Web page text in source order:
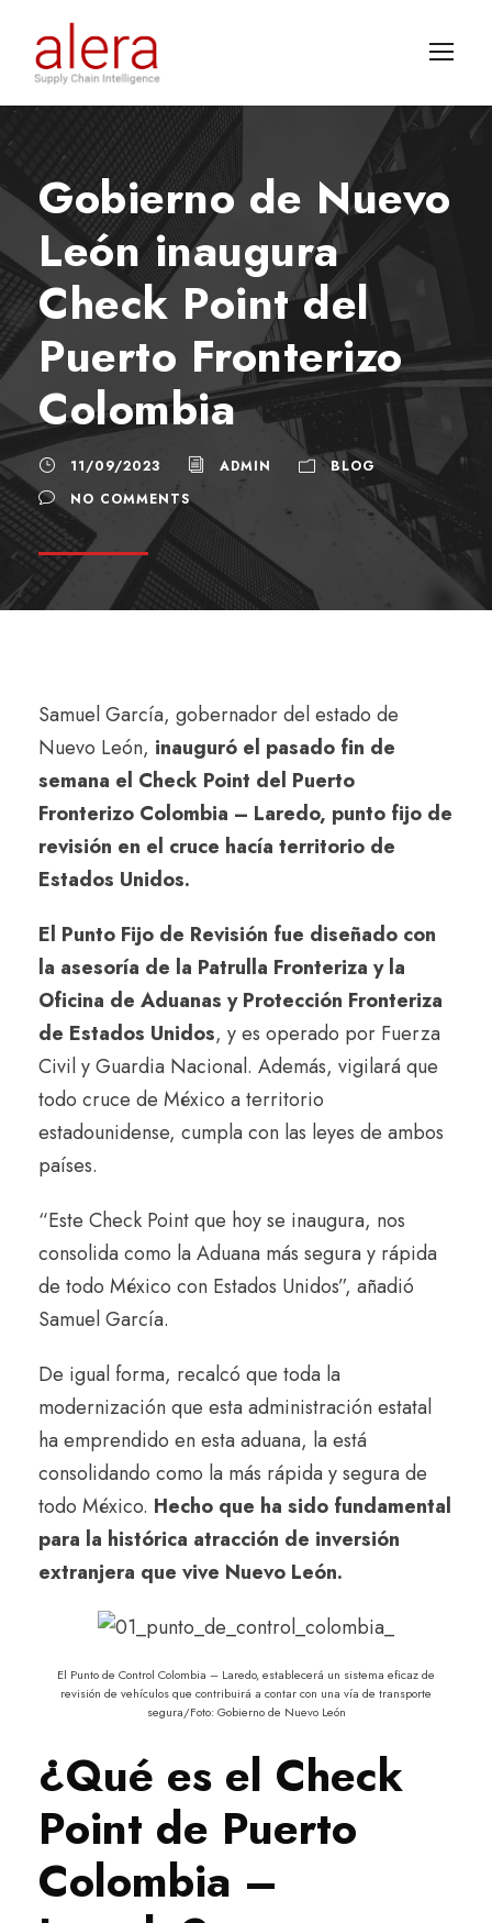
Gobierno de Nuevo
León inaugura
Check Point del
Puerto Fronterizo
Colombia
11/09/2023 ADMIN
BLOG
NO COMMENTS
Samuel García, gobernador del estado de
Nuevo León, inauguró el pasado fin de
semana el Check Point del Puerto
Fronterizo Colombia – Laredo, punto fijo de
revisión en el cruce hacía territorio de
Estados Unidos.
El Punto Fijo de Revisión fue diseñado con
la asesoría de la Patrulla Fronteriza y la
Oficina de Aduanas y Protección Fronteriza
de Estados Unidos, y es operado por Fuerza
Civil y Guardia Nacional. Además, vigilará que
todo cruce de México a territorio
estadounidense, cumpla con las leyes de ambos
países.
“Este Check Point que hoy se inaugura, nos
consolida como la Aduana más segura y rápida
de todo México con Estados Unidos”, añadió
Samuel García.
De igual forma, recalcó que toda la
modernización que esta administración estatal
ha emprendido en esta aduana, la está
consolidando como la más rápida y segura de
todo México. Hecho que ha sido fundamental
para la histórica atracción de inversión
extranjera que vive Nuevo León.
El Punto de Control Colombia – Laredo, establecerá un sistema eficaz de
revisión de vehículos que contribuirá a contar con una vía de transporte
segura/Foto: Gobierno de Nuevo León
¿Qué es el Check
Point de Puerto
Colombia –